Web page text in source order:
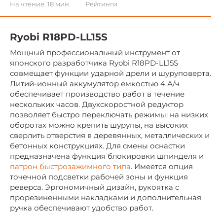
На чтение: 18 мин Рейтинги
Ryobi R18PD-LL15S
Мощный профессиональный инструмент от
японского разработчика Ryobi R18PD-LL15S
совмещает функции ударной дрели и шуруповерта.
Литий-ионный аккумулятор емкостью 4 А/ч
обеспечивает производство работ в течение
нескольких часов. Двухскоростной редуктор
позволяет быстро переключать режимы: на низких
оборотах можно крепить шурупы, на высоких
сверлить отверстия в деревянных, металлических и
бетонных конструкциях. Для смены оснастки
предназначена функция блокировки шпинделя и
патрон быстрозажимного типа. Имеется опция
точечной подсветки рабочей зоны и функция
реверса. Эргономичный дизайн, рукоятка с
прорезиненными накладками и дополнительная
ручка обеспечивают удобство работ.